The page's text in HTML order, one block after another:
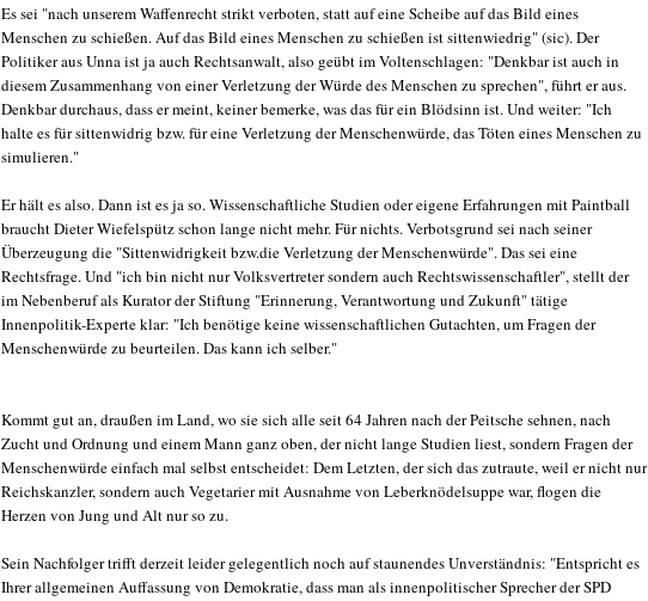
Es sei "nach unserem Waffenrecht strikt verboten, statt auf eine Scheibe auf das Bild eines
Menschen zu schießen. Auf das Bild eines Menschen zu schießen ist sittenwiedrig" (sic). Der
Politiker aus Unna ist ja auch Rechtsanwalt, also geübt im Voltenschlagen: "Denkbar ist auch in
diesem Zusammenhang von einer Verletzung der Würde des Menschen zu sprechen", führt er aus.
Denkbar durchaus, dass er meint, keiner bemerke, was das für ein Blödsinn ist. Und weiter: "Ich
halte es für sittenwidrig bzw. für eine Verletzung der Menschenwürde, das Töten eines Menschen zu
simulieren."
Er hält es also. Dann ist es ja so. Wissenschaftliche Studien oder eigene Erfahrungen mit Paintball
braucht Dieter Wiefelspütz schon lange nicht mehr. Für nichts. Verbotsgrund sei nach seiner
Überzeugung die "Sittenwidrigkeit bzw.die Verletzung der Menschenwürde". Das sei eine
Rechtsfrage. Und "ich bin nicht nur Volksvertreter sondern auch Rechtswissenschaftler", stellt der
im Nebenberuf als Kurator der Stiftung "Erinnerung, Verantwortung und Zukunft" tätige
Innenpolitik-Experte klar: "Ich benötige keine wissenschaftlichen Gutachten, um Fragen der
Menschenwürde zu beurteilen. Das kann ich selber."
Kommt gut an, draußen im Land, wo sie sich alle seit 64 Jahren nach der Peitsche sehnen, nach
Zucht und Ordnung und einem Mann ganz oben, der nicht lange Studien liest, sondern Fragen der
Menschenwürde einfach mal selbst entscheidet: Dem Letzten, der sich das zutraute, weil er nicht nur
Reichskanzler, sondern auch Vegetarier mit Ausnahme von Leberknödelsuppe war, flogen die
Herzen von Jung und Alt nur so zu.
Sein Nachfolger trifft derzeit leider gelegentlich noch auf staunendes Unverständnis: "Entspricht es
Ihrer allgemeinen Auffassung von Demokratie, dass man als innenpolitischer Sprecher der SPD